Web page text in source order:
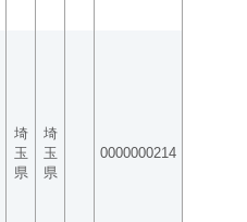
埼
玉
県
埼
玉
県
0000000214